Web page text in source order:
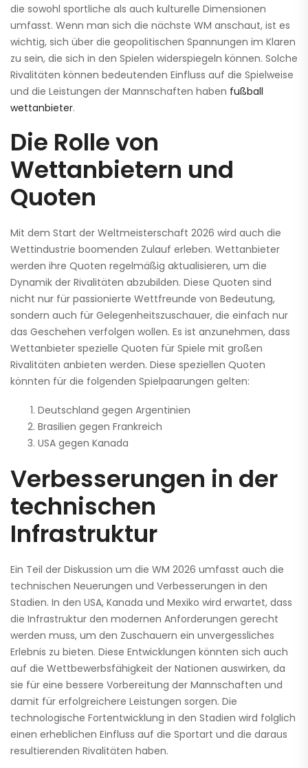
die sowohl sportliche als auch kulturelle Dimensionen
umfasst. Wenn man sich die nächste WM anschaut, ist es
wichtig, sich über die geopolitischen Spannungen im Klaren
zu sein, die sich in den Spielen widerspiegeln können. Solche
Rivalitäten können bedeutenden Einfluss auf die Spielweise
und die Leistungen der Mannschaften haben fußball
wettanbieter.
Die Rolle von
Wettanbietern und
Quoten
Mit dem Start der Weltmeisterschaft 2026 wird auch die
Wettindustrie boomenden Zulauf erleben. Wettanbieter
werden ihre Quoten regelmäßig aktualisieren, um die
Dynamik der Rivalitäten abzubilden. Diese Quoten sind
nicht nur für passionierte Wettfreunde von Bedeutung,
sondern auch für Gelegenheitszuschauer, die einfach nur
das Geschehen verfolgen wollen. Es ist anzunehmen, dass
Wettanbieter spezielle Quoten für Spiele mit großen
Rivalitäten anbieten werden. Diese speziellen Quoten
könnten für die folgenden Spielpaarungen gelten:
Deutschland gegen Argentinien
Brasilien gegen Frankreich
USA gegen Kanada
Verbesserungen in der
technischen
Infrastruktur
Ein Teil der Diskussion um die WM 2026 umfasst auch die
technischen Neuerungen und Verbesserungen in den
Stadien. In den USA, Kanada und Mexiko wird erwartet, dass
die Infrastruktur den modernen Anforderungen gerecht
werden muss, um den Zuschauern ein unvergessliches
Erlebnis zu bieten. Diese Entwicklungen könnten sich auch
auf die Wettbewerbsfähigkeit der Nationen auswirken, da
sie für eine bessere Vorbereitung der Mannschaften und
damit für erfolgreichere Leistungen sorgen. Die
technologische Fortentwicklung in den Stadien wird folglich
einen erheblichen Einfluss auf die Sportart und die daraus
resultierenden Rivalitäten haben.